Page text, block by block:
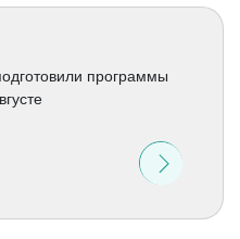
программы